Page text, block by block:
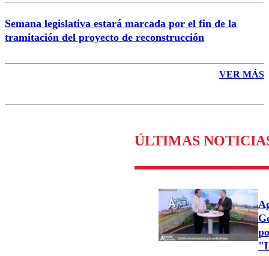
Semana legislativa estará marcada por el fin de la
tramitación del proyecto de reconstrucción
VER MÁS
ÚLTIMAS